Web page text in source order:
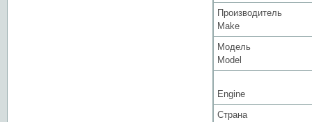
Производитель
Make
Модель
Model
Engine
Страна